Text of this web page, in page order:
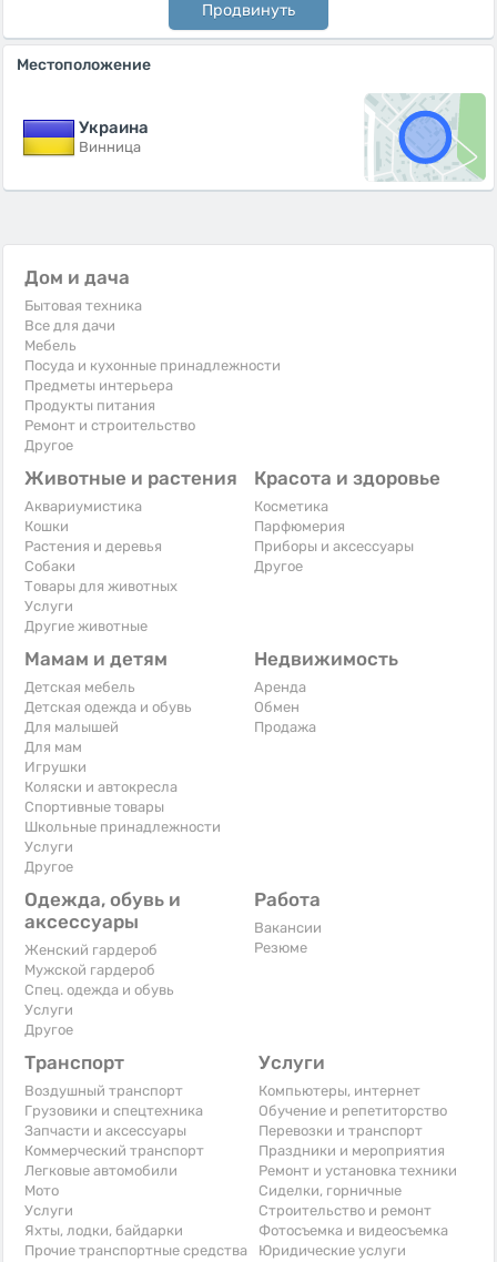
Продвинуть
Местоположение
Украина
Винница
Дом и дача
Бытовая техника
Все для дачи
Мебель
Посуда и кухонные принадлежности
Предметы интерьера
Продукты питания
Ремонт и строительство
Другое
Животные и растения
Аквариумистика
Кошки
Растения и деревья
Собаки
Товары для животных
Услуги
Другие животные
Красота и здоровье
Косметика
Парфюмерия
Приборы и аксессуары
Другое
Мамам и детям
Детская мебель
Детская одежда и обувь
Для малышей
Для мам
Игрушки
Коляски и автокресла
Спортивные товары
Школьные принадлежности
Услуги
Другое
Недвижимость
Аренда
Обмен
Продажа
Одежда, обувь и
аксессуары
Женский гардероб
Мужской гардероб
Спец. одежда и обувь
Услуги
Другое
Работа
Вакансии
Резюме
Транспорт
Воздушный транспорт
Грузовики и спецтехника
Запчасти и аксессуары
Коммерческий транспорт
Легковые автомобили
Мото
Услуги
Яхты, лодки, байдарки
Прочие транспортные средства
Услуги
Компьютеры, интернет
Обучение и репетиторство
Перевозки и транспорт
Праздники и мероприятия
Ремонт и установка техники
Сиделки, горничные
Строительство и ремонт
Фотосъемка и видеосъемка
Юридические услуги